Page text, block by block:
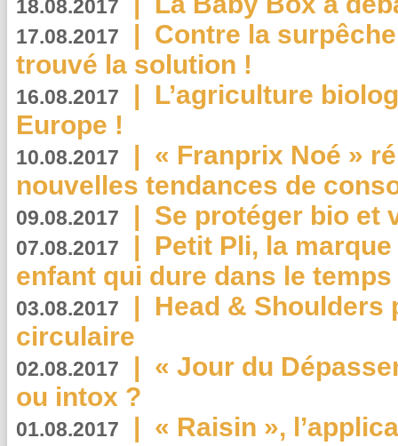
18.08.2017
17.08.2017 | Contre la
trouvé la solution !
16.08.2017 | L’agriculture
Europe !
10.08.2017 | « Franprix Noé »
nouvelles tendances de
09.08.2017 | Se protéger bio et
07.08.2017 | Petit Pli, la
enfant qui dure dans le temps
03.08.2017 | Head & Shoulders
circulaire
02.08.2017 | « Jour du
ou intox ?
01.08.2017 | « Raisin »,